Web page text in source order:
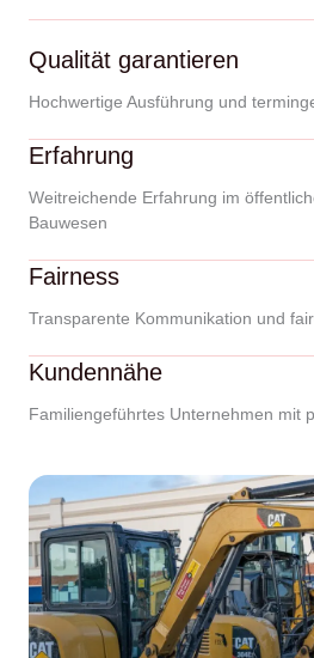
Qualität garantieren
Hochwertige Ausführung und
Erfahrung
Weitreichende Erfahrung im
Bauwesen
Fairness
Transparente Kommunikation und
Kundennähe
Familiengeführtes Unternehmen mit